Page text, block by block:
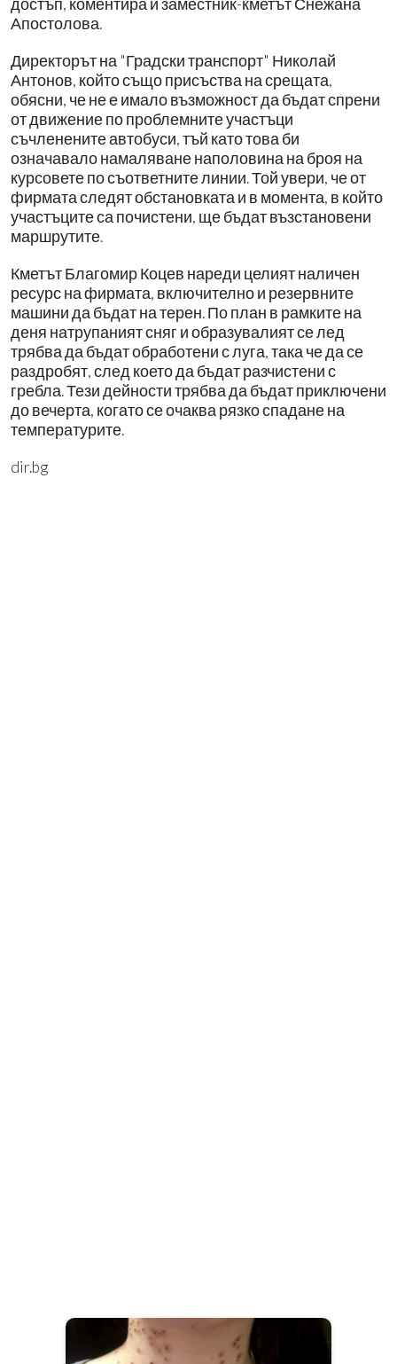
Апостолова.
Директорът на "Градски транспорт" Николай
Антонов, който също присъства на срещата,
обясни, че не е имало възможност да бъдат спрени
от движение по проблемните участъци
съчленените автобуси, тъй като това би
означавало намаляване наполовина на броя на
курсовете по съответните линии. Той увери, че от
фирмата следят обстановката и в момента, в който
участъците са почистени, ще бъдат възстановени
маршрутите.
Кметът Благомир Коцев нареди целият наличен
ресурс на фирмата, включително и резервните
машини да бъдат на терен. По план в рамките на
деня натрупаният сняг и образувалият се лед
трябва да бъдат обработени с луга, така че да се
раздробят, след което да бъдат разчистени с
гребла. Тези дейности трябва да бъдат приключени
до вечерта, когато се очаква рязко спадане на
температурите.
dir.bg